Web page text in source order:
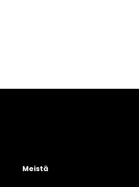
Meistä